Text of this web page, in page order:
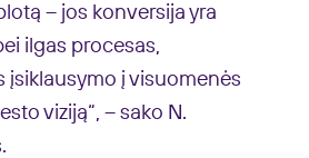
– jos konversija yra
ilgas procesas,
įsiklausymo į visuomenės
viziją“, – sako N.